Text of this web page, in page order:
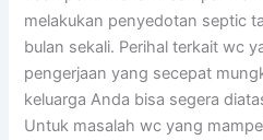
melakukan penyedotan septic
bulan sekali. Perihal terkait wc
pengerjaan yang secepat
keluarga Anda bisa segera
Untuk masalah wc yang